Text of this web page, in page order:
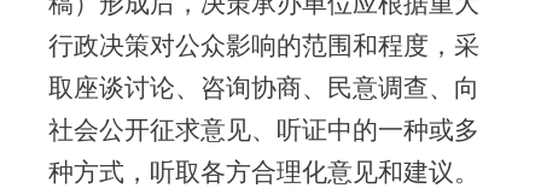
行政决策对公众影响的范围和程度，采
取座谈讨论、咨询协商、民意调查、向
社会公开征求意见、听证中的一种或多
种方式，听取各方合理化意见和建议。